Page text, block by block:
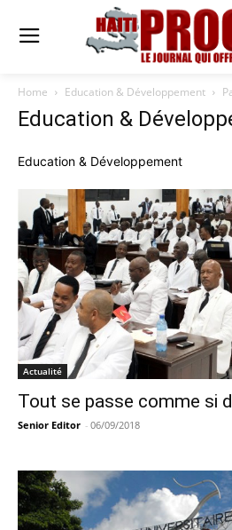
Home Education & Développement
Education &
Education & Développement
Actualité
Tout se passe comme si
Senior Editor - 06/09/2018